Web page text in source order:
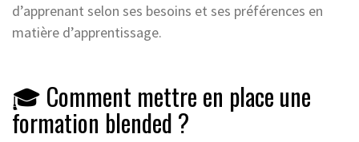
d’apprenant selon ses besoins et ses préférences en
matière d’apprentissage.
🎓 Comment mettre en place une
formation blended ?